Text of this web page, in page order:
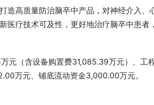
造高质量防治脑卒中产品，对神经介入、
医疗技术可及性，更好地治疗脑卒中患者，
元（含设备购置费31,085.39万元）、工
万元、铺底流动资金3,000.00万元。